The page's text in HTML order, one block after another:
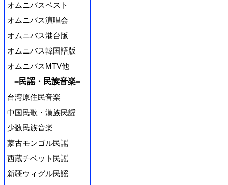
オムニバスベスト
オムニバス演唱会
オムニバス港台版
オムニバス韓国語版
オムニバスMTV他
=民謡・民族音楽=
台湾原住民音楽
中国民歌・漢族民謡
少数民族音楽
蒙古モンゴル民謡
西蔵チベット民謡
新疆ウィグル民謡